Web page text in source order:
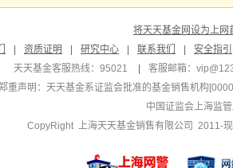
将天天基金网设为上网
资质证明 研究中心 联系我们
安全指引
天天基金客服热线：95021
客服邮箱：
重声明： 天天基金系证监会批准的基金销售机构
中国证监会上海监
CopyRight 上海天天基金销售有限公司 2011-